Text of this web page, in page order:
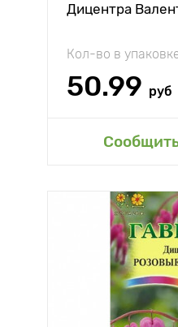
Дицентра
Кол-во в
50.99 руб